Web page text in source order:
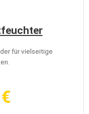
für vielseitige